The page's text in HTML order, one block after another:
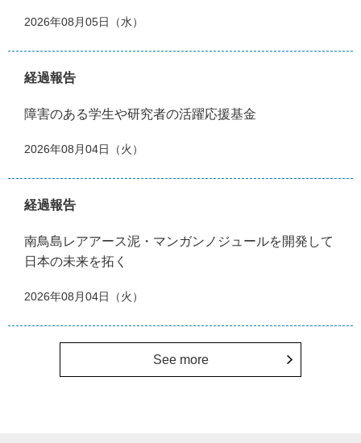
2026年08月05日（水）
経過報告
障害のある学生や研究者の活躍応援基金
2026年08月04日（火）
経過報告
南鳥島レアアース泥・マンガンノジュールを開発して
日本の未来を拓く
2026年08月04日（火）
See more